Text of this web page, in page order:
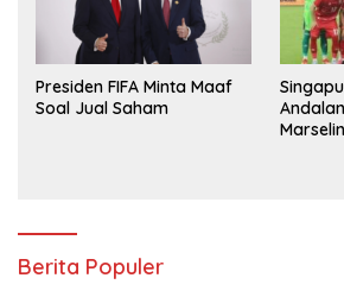
Presiden FIFA Minta Maaf
Soal Jual Saham
Berita Populer